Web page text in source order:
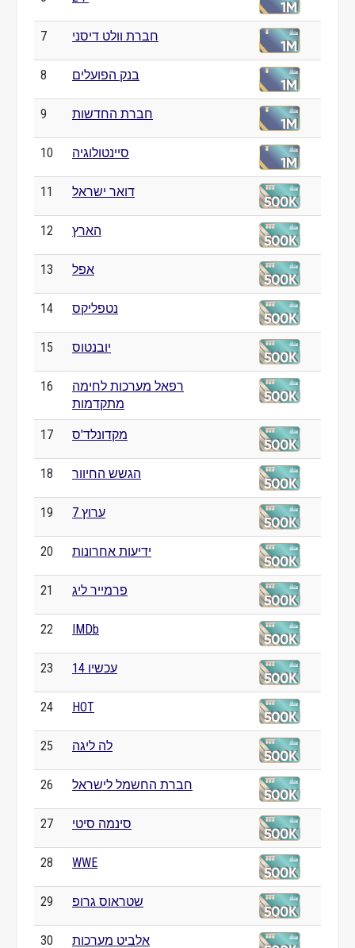
7 חברת וולט דיסני
8 בנק הפועלים
9 חברת החדשות
10 סיינטולוגיה
11 דואר ישראל
12 הארץ
13 אפל
14 נטפליקס
15 יובנטוס
16
רפאל מערכות לחימה
מתקדמות
17 מקדונלד'ס
18 הגשש החיוור
19 ערוץ 7
20 ידיעות אחרונות
21 פרמייר ליג
22 IMDb
23 עכשיו 14
24 HOT
25 לה ליגה
26 חברת החשמל לישראל
27 סינמה סיטי
28 WWE
29 שטראוס גרופ
30 אלביט מערכות